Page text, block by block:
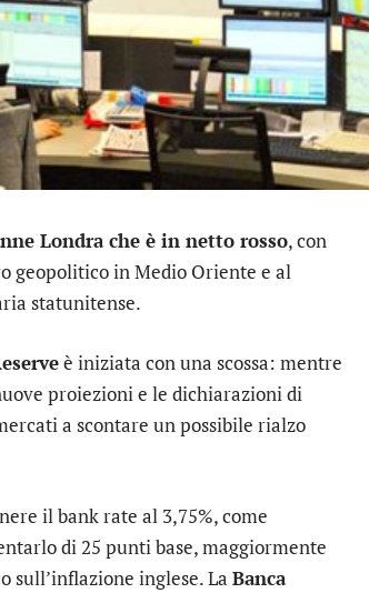
Londra che è in netto rosso, con
geopolitico in Medio Oriente e al
statunitense.
è iniziata con una scossa: mentre
proiezioni e le dichiarazioni di
a scontare un possibile rialzo
il bank rate al 3,75%, come
di 25 punti base, maggiormente
inglese. La Banca